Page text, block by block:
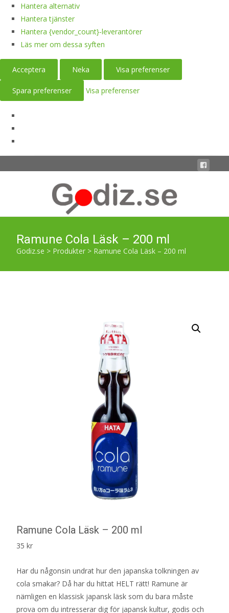
Hantera alternativ
Hantera tjänster
Hantera {vendor_count}-leverantörer
Läs mer om dessa syften
Acceptera Neka Visa preferenser
Spara preferenser Visa preferenser
Ramune Cola Läsk – 200 ml
Godiz.se > Produkter > Ramune Cola Läsk – 200 ml
Ramune Cola Läsk – 200 ml
35 kr
Har du någonsin undrat hur den japanska tolkningen av
cola smakar? Då har du hittat HELT rätt! Ramune är
nämligen en klassisk japansk läsk som du bara måste
prova om du intresserar dig för japansk kultur, godis och